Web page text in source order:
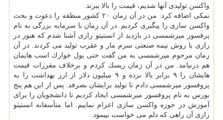
واكسن تولیدی آنها شدیم، قیمت را بالا ببرند.
نمكی اضافه كرد: من در آن زمان ۲۰ كشور منطقه را دعوت و بحث
واكسن سازی را پیگیری كردیم. در آن زمان با سرمایه بزرگی به نام
پرفسور میرشمسی در بازدید از انستیتو رازی آشنا شدم كه هنوز در
رازی با روش نیمه صنعتی سرم مار و عقرب تولید می كردند. در آن
زمان مرحوم میرشمسی به من گفت حتی پول خوارك اسب هایمان
هم درنیامد. من در آن زمان ریسك كردم و برخلاف مقررات قیمت
هایشان را ۹ برابر بالا برده و ۹ میلیون دلار از ارز بهداشت را به
پروفسور میرشمسی دادم تا تولید برایشان بصرفد. پس از این هم پنج
بورس به نام پروفسور میرشمسی ایجاد كردیم تا دانشجویان را برای
آموزش در حوزه واكسن سازی اعزام نماییم. اما متأسفانه انستیتو
رازی آن راهی كه دلم می خواست نپیمود.